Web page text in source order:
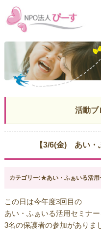
活動ブ
【3/6(金) あい・
カテゴリー:★あい・ふぁいる活
この日は今年度3回目の
あい・ふぁいる活用セミナー
3名の保護者の参加がありま